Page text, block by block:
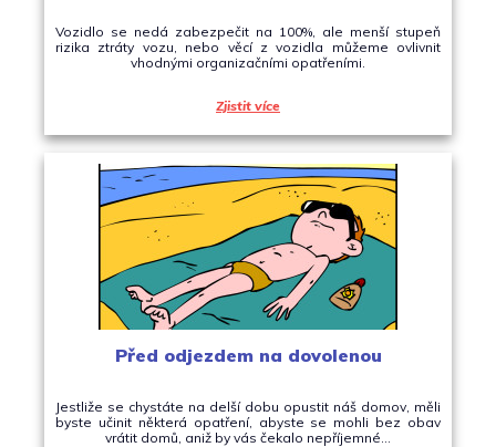
Vozidlo se nedá zabezpečit na 100%, ale menší stupeň
rizika ztráty vozu, nebo věcí z vozidla můžeme ovlivnit
vhodnými organizačními opatřeními.
Zjistit více
Před odjezdem na dovolenou
Jestliže se chystáte na delší dobu opustit náš domov, měli
byste učinit některá opatření, abyste se mohli bez obav
vrátit domů, aniž by vás čekalo nepříjemné…